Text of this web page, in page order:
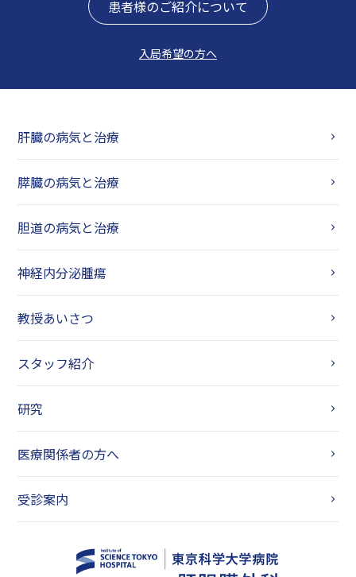
患者様のご紹介について
入局希望の方へ
肝臓の病気と治療
膵臓の病気と治療
胆道の病気と治療
神経内分泌腫瘍
教授あいさつ
スタッフ紹介
研究
医療関係者の方へ
受診案内